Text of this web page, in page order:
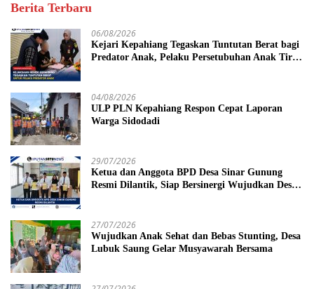
Berita Terbaru
06/08/2026
Kejari Kepahiang Tegaskan Tuntutan Berat bagi
Predator Anak, Pelaku Persetubuhan Anak Tiri
04/08/2026
ULP PLN Kepahiang Respon Cepat Laporan
Warga Sidodadi
29/07/2026
Ketua dan Anggota BPD Desa Sinar Gunung
Resmi Dilantik, Siap Bersinergi Wujudkan Desa
27/07/2026
Wujudkan Anak Sehat dan Bebas Stunting, Desa
Lubuk Saung Gelar Musyawarah Bersama